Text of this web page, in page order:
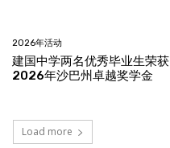
2026年活动
建国中学两名优秀毕业生荣获
2026年沙巴州卓越奖学金
Load more